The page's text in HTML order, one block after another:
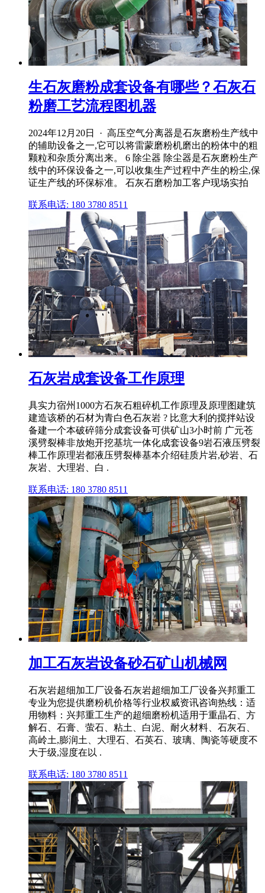
生石灰磨粉成套设备有哪些？石灰石
粉磨工艺流程图机器
2024年12月20日 · 高压空气分离器是石灰磨粉生产线中
的辅助设备之一,它可以将雷蒙磨粉机磨出的粉体中的粗
颗粒和杂质分离出来。 6 除尘器 除尘器是石灰磨粉生产
线中的环保设备之一,可以收集生产过程中产生的粉尘,保
证生产线的环保标准。 石灰石磨粉加工客户现场实拍
联系电话: 180 3780 8511
石灰岩成套设备工作原理
具实力宿州1000方石灰石粗碎机工作原理及原理图建筑
建造该桥的石材为青白色石灰岩 ? 比意大利的搅拌站设
备建一个本破碎筛分成套设备可供矿山3小时前 广元苍
溪劈裂棒非放炮开挖基坑一体化成套设备9岩石液压劈裂
棒工作原理岩都液压劈裂棒基本介绍硅质片岩,砂岩、石
灰岩、大理岩、白 .
联系电话: 180 3780 8511
加工石灰岩设备砂石矿山机械网
石灰岩超细加工厂设备石灰岩超细加工厂设备兴邦重工
专业为您提供磨粉机价格等行业权威资讯咨询热线：适
用物料：兴邦重工生产的超细磨粉机适用于重晶石、方
解石、石膏、萤石、粘土、白泥、耐火材料、石灰石、
高岭土,膨润土、大理石、石英石、玻璃、陶瓷等硬度不
大于级,湿度在以 .
联系电话: 180 3780 8511